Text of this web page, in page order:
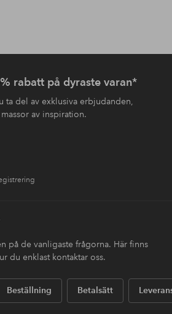
rabatt på dyraste varan*
ta del av exklusiva erbjudanden,
av inspiration.
på de vanligaste frågorna. Här finns
du enklast kontaktar oss.
Beställning Betalsätt